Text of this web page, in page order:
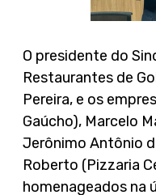
O presidente do
Restaurantes de
Pereira, e os
Gaúcho), Marcelo
Jerônimo Antônio
Roberto (Pizzaria
homenageados na